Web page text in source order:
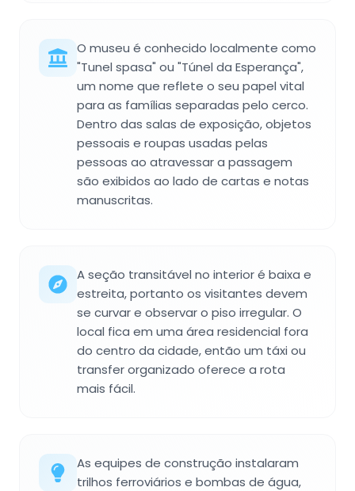
O museu é conhecido localmente como
"Tunel spasa" ou "Túnel da Esperança",
um nome que reflete o seu papel vital
para as famílias separadas pelo cerco.
Dentro das salas de exposição, objetos
pessoais e roupas usadas pelas
pessoas ao atravessar a passagem
são exibidos ao lado de cartas e notas
manuscritas.
A seção transitável no interior é baixa e
estreita, portanto os visitantes devem
se curvar e observar o piso irregular. O
local fica em uma área residencial fora
do centro da cidade, então um táxi ou
transfer organizado oferece a rota
mais fácil.
As equipes de construção instalaram
trilhos ferroviários e bombas de água,